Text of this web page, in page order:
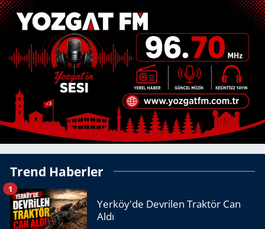
Trend Haberler
Yerköy'de Devrilen Traktör Can
Aldı
1